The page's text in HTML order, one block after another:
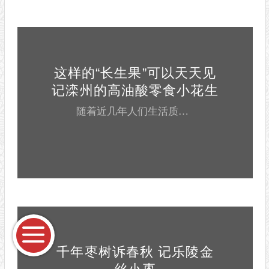
这样的“长生果”可以天天见
记滦州的高油酸零食小花生
随着近几年人们生活质量的提高，高油脂花生已经不被零食客户所喜爱，人们转而寻找更健康、安全的零食花生，东路花生也称“高油酸花生”、“不哈喇的花生”，这种健康花生品种在河北一带悄然兴起！ 高油酸花生所含油酸，称为“健康脂肪酸”，易吸收，不易氧化...
千年枣树诉春秋 记乐陵金